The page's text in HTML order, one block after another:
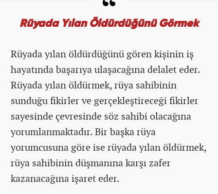
Rüyada Yılan Öldürdüğünü Görmek
Rüyada yılan öldürdüğünü gören kişinin iş
hayatında başarıya ulaşacağına delalet eder.
Rüyada yılan öldürmek, rüya sahibinin
sunduğu fikirler ve gerçekleştireceği fikirler
sayesinde çevresinde söz sahibi olacağına
yorumlanmaktadır. Bir başka rüya
yorumcusuna göre ise rüyada yılan öldürmek,
rüya sahibinin düşmanına karşı zafer
kazanacağına işaret eder.